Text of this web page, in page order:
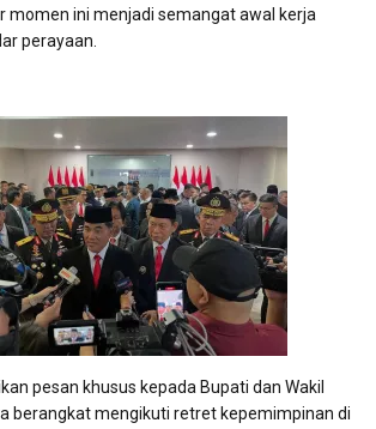
momen ini menjadi semangat awal kerja
perayaan.
pesan khusus kepada Bupati dan Wakil
berangkat mengikuti retret kepemimpinan di